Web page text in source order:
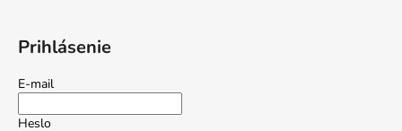
Prihlásenie
E-mail
Heslo